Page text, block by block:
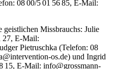
08 00/5 01 56 85, E-Mail:
Missbrauchs: Julie
27, E-Mail:
Pietruschka (Telefon: 08
os.de) und Ingrid
15, E-Mail: info@grossmann-